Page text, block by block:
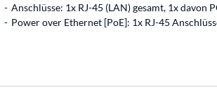
Anschlüsse: 1x RJ-45 (LAN) gesamt, 1x davon
Power over Ethernet [PoE]: 1x RJ-45